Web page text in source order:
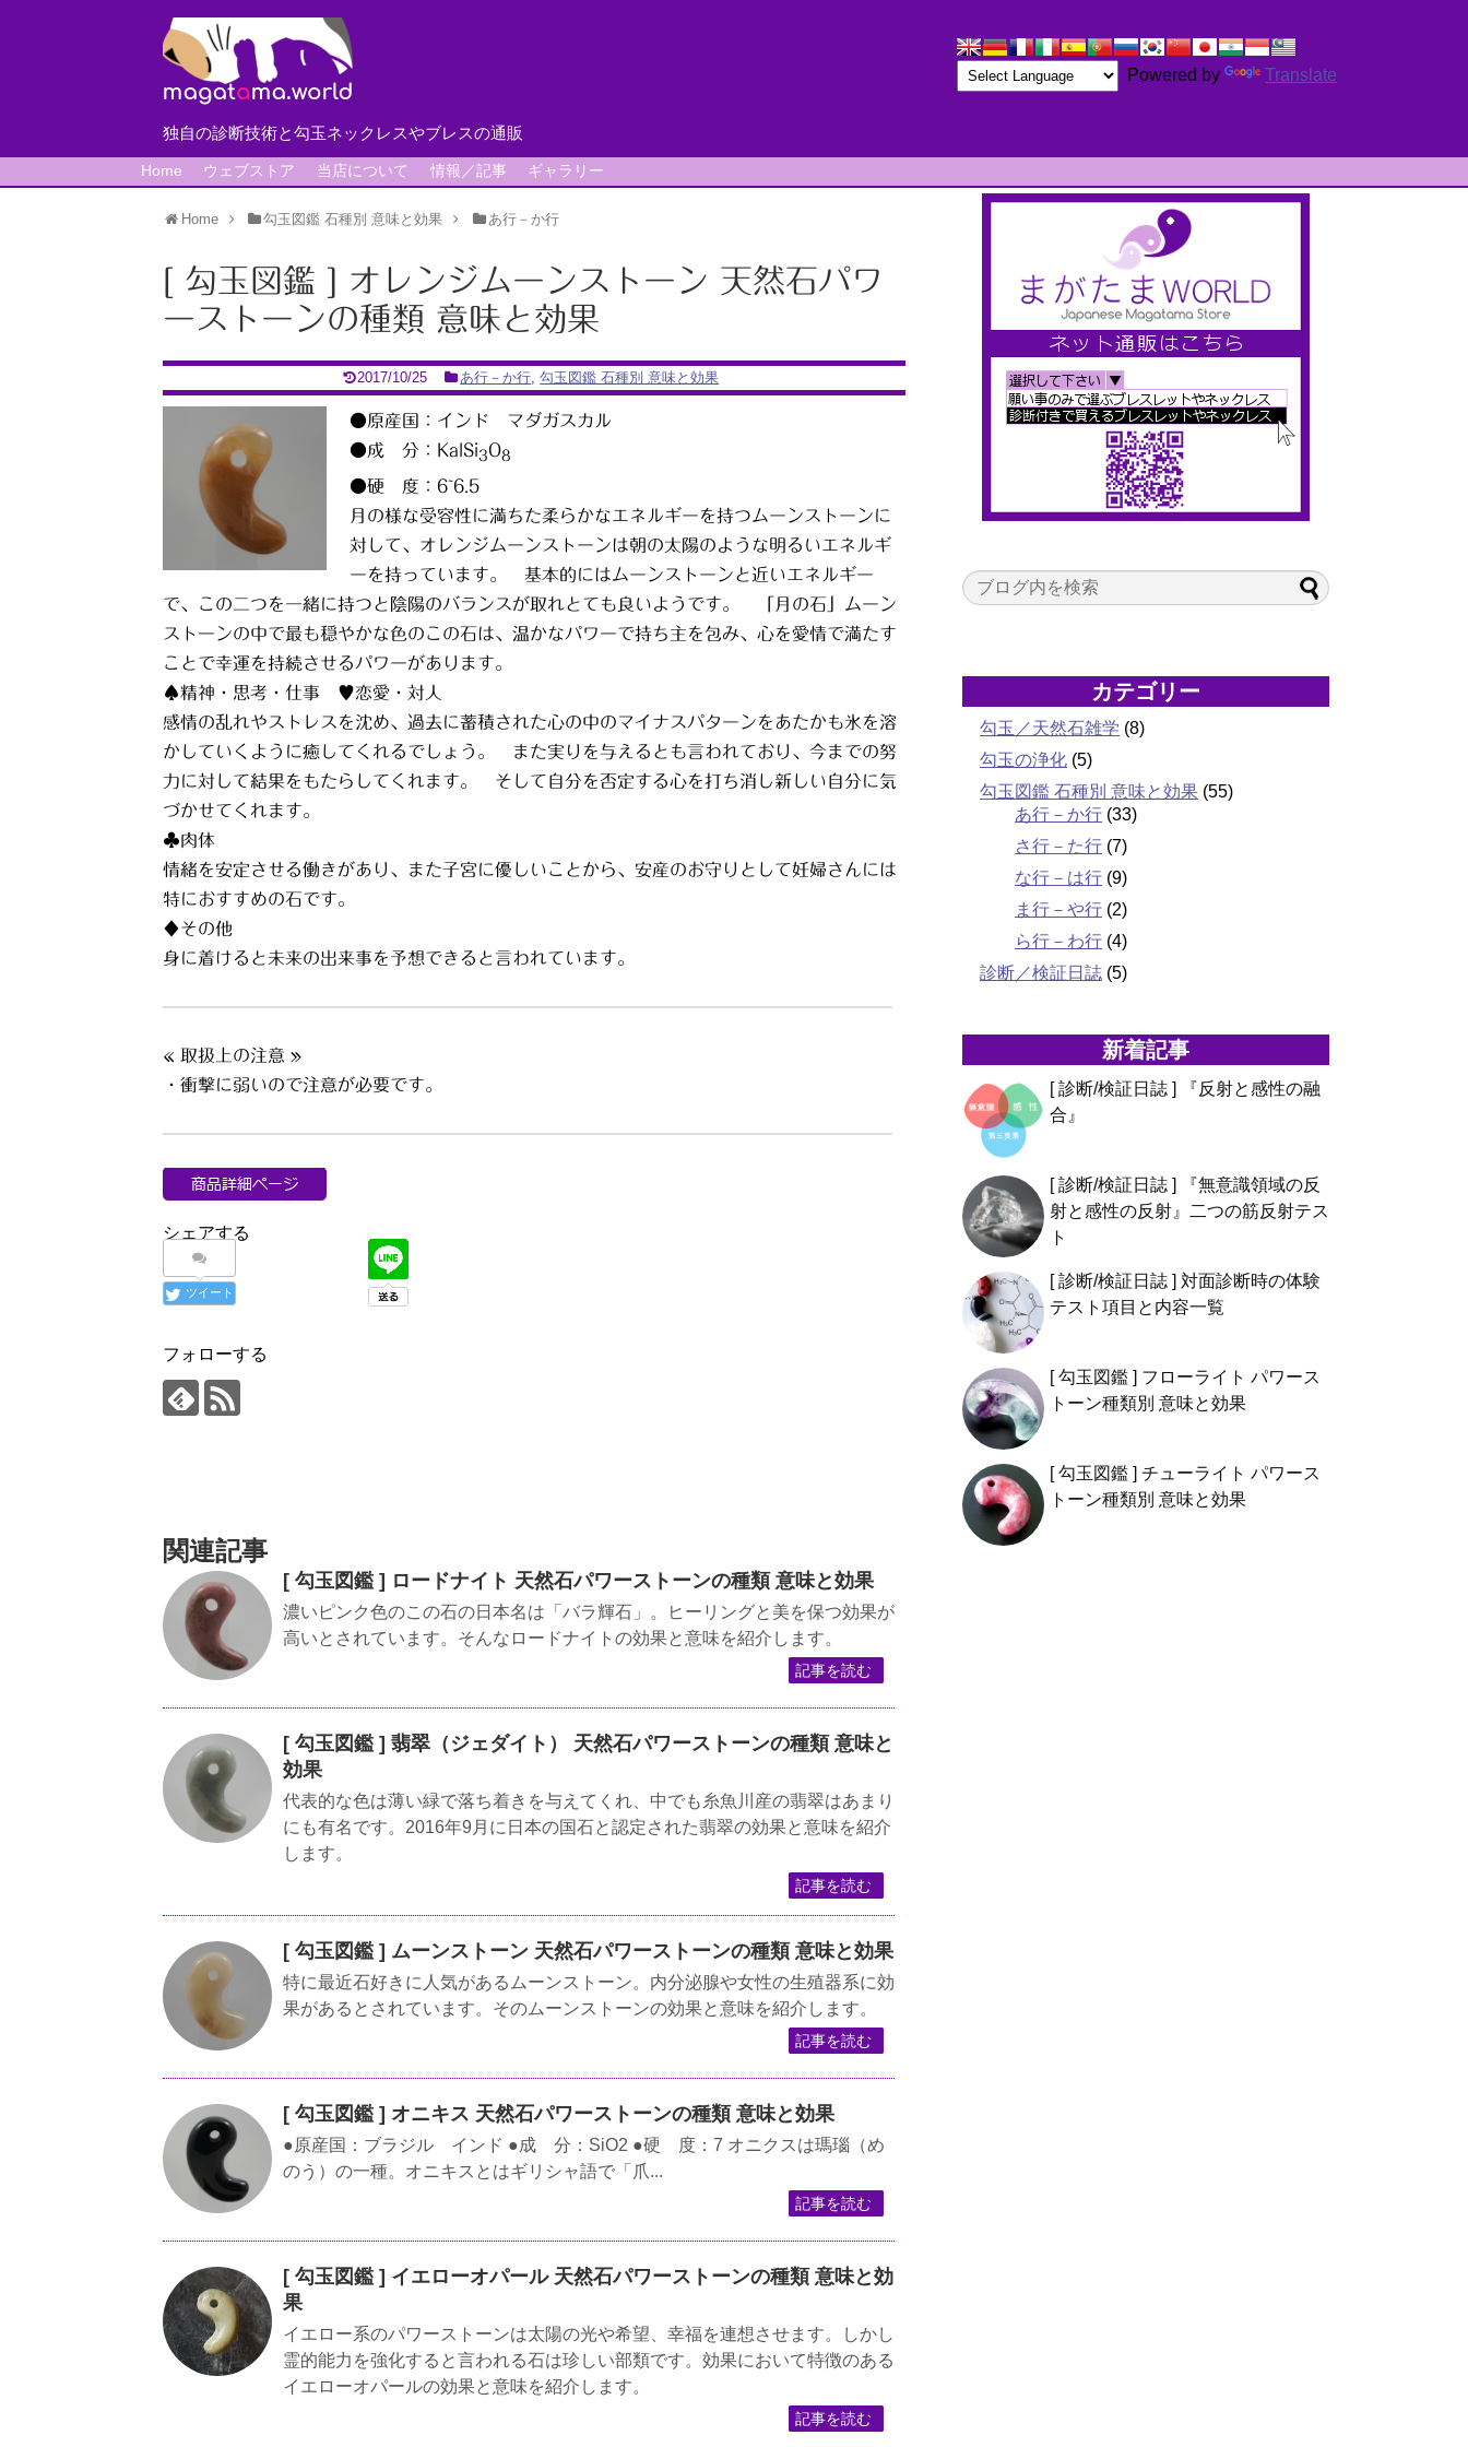
Powered by Translate
独自の診断技術と勾玉ネックレスやブレスの通販
Home ウェブストア 当店について 情報／記事 ギャラリー
Home 勾玉図鑑 石種別 意味と効果 あ行－か行
[ 勾玉図鑑 ] オレンジムーンストーン 天然石パワ
ーストーンの種類 意味と効果
2017/10/25 あ行－か行,勾玉図鑑 石種別 意味と効果
●原産国：インド マダガスカル
●成 分：KalSi3O8
●硬 度：6~6.5
月の様な受容性に満ちた柔らかなエネルギーを持つムーンストーンに
対して、オレンジムーンストーンは朝の太陽のような明るいエネルギ
ーを持っています。 基本的にはムーンストーンと近いエネルギー
で、この二つを一緒に持つと陰陽のバランスが取れとても良いようです。 「月の石」ムーン
ストーンの中で最も穏やかな色のこの石は、温かなパワーで持ち主を包み、心を愛情で満たす
ことで幸運を持続させるパワーがあります。
♠精神・思考・仕事 ♥恋愛・対人
感情の乱れやストレスを沈め、過去に蓄積された心の中のマイナスパターンをあたかも氷を溶
かしていくように癒してくれるでしょう。 また実りを与えるとも言われており、今までの努
力に対して結果をもたらしてくれます。 そして自分を否定する心を打ち消し新しい自分に気
づかせてくれます。
♣肉体
情緒を安定させる働きがあり、また子宮に優しいことから、安産のお守りとして妊婦さんには
特におすすめの石です。
♦その他
身に着けると未来の出来事を予想できると言われています。
« 取扱上の注意 »
・衝撃に弱いので注意が必要です。
シェアする
ツイート
フォローする
関連記事
[ 勾玉図鑑 ] ロードナイト 天然石パワーストーンの種類 意味と効果
濃いピンク色のこの石の日本名は「バラ輝石」。ヒーリングと美を保つ効果が
高いとされています。そんなロードナイトの効果と意味を紹介します。
記事を読む
[ 勾玉図鑑 ] 翡翠（ジェダイト） 天然石パワーストーンの種類 意味と
効果
代表的な色は薄い緑で落ち着きを与えてくれ、中でも糸魚川産の翡翠はあまり
にも有名です。2016年9月に日本の国石と認定された翡翠の効果と意味を紹介
します。
記事を読む
[ 勾玉図鑑 ] ムーンストーン 天然石パワーストーンの種類 意味と効果
特に最近石好きに人気があるムーンストーン。内分泌腺や女性の生殖器系に効
果があるとされています。そのムーンストーンの効果と意味を紹介します。
記事を読む
[ 勾玉図鑑 ] オニキス 天然石パワーストーンの種類 意味と効果
●原産国：ブラジル インド ●成 分：SiO2 ●硬 度：7 オニクスは瑪瑙（め
のう）の一種。オニキスとはギリシャ語で「爪...
記事を読む
[ 勾玉図鑑 ] イエローオパール 天然石パワーストーンの種類 意味と効
果
イエロー系のパワーストーンは太陽の光や希望、幸福を連想させます。しかし
霊的能力を強化すると言われる石は珍しい部類です。効果において特徴のある
イエローオパールの効果と意味を紹介します。
記事を読む
カテゴリー
勾玉／天然石雑学 (8)
勾玉の浄化 (5)
勾玉図鑑 石種別 意味と効果 (55)
あ行－か行 (33)
さ行－た行 (7)
な行－は行 (9)
ま行－や行 (2)
ら行－わ行 (4)
診断／検証日誌 (5)
新着記事
[ 診断/検証日誌 ] 『反射と感性の融
合』
[ 診断/検証日誌 ] 『無意識領域の反
射と感性の反射』二つの筋反射テス
ト
[ 診断/検証日誌 ] 対面診断時の体験
テスト項目と内容一覧
[ 勾玉図鑑 ] フローライト パワース
トーン種類別 意味と効果
[ 勾玉図鑑 ] チューライト パワース
トーン種類別 意味と効果